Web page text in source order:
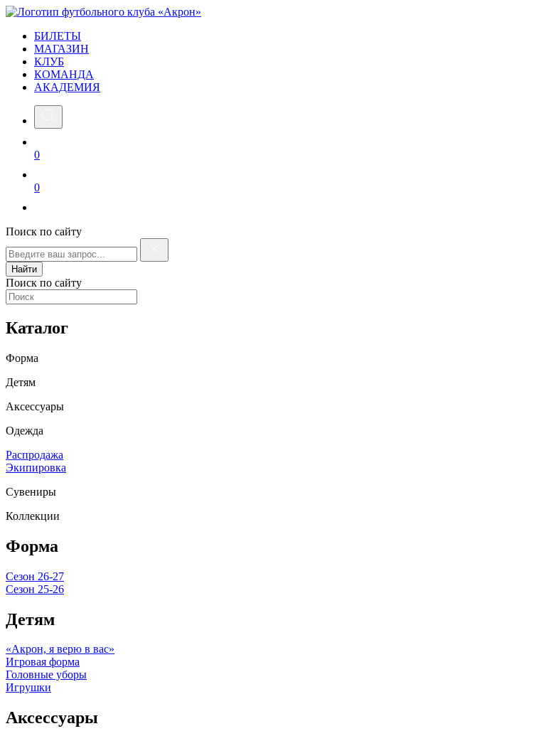
БИЛЕТЫ
МАГАЗИН
КЛУБ
КОМАНДА
АКАДЕМИЯ
0
0
Поиск по сайту
Найти
Поиск по сайту
Каталог
Форма
Детям
Аксессуары
Одежда
Распродажа
Экипировка
Сувениры
Коллекции
Форма
Сезон 26-27
Сезон 25-26
Детям
«Акрон, я верю в вас»
Игровая форма
Головные уборы
Игрушки
Аксессуары